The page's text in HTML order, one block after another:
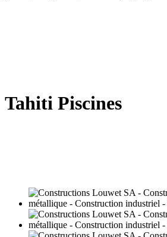
Tahiti Piscines